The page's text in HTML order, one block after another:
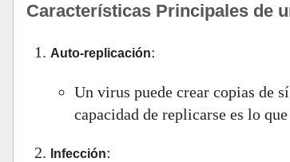
Características Principales de
Auto-replicación:
Un virus puede crear copias de
capacidad de replicarse es lo
Infección: